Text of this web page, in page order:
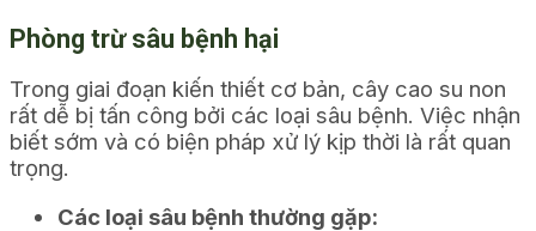
Phòng trừ sâu bệnh hại
Trong giai đoạn kiến thiết cơ bản, cây cao su non
rất dễ bị tấn công bởi các loại sâu bệnh. Việc nhận
biết sớm và có biện pháp xử lý kịp thời là rất quan
trọng.
Các loại sâu bệnh thường gặp: